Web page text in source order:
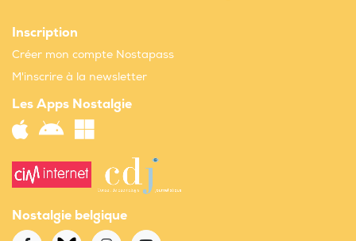
Inscription
Créer mon compte Nostapass
M'inscrire à la newsletter
Les Apps Nostalgie
Nostalgie belgique